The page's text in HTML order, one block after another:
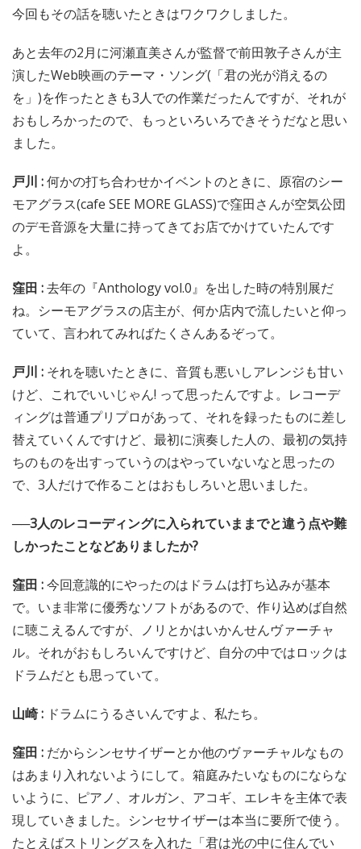
今回もその話を聴いたときはワクワクしました。
あと去年の2月に河瀬直美さんが監督で前田敦子さんが主
演したWeb映画のテーマ・ソング(「君の光が消えるの
を」)を作ったときも3人での作業だったんですが、それが
おもしろかったので、もっといろいろできそうだなと思い
ました。
戸川 :何かの打ち合わせかイベントのときに、原宿のシー
モアグラス(cafe SEE MORE GLASS)で窪田さんが空気公団
のデモ音源を大量に持ってきてお店でかけていたんです
よ。
窪田 :去年の『Anthology vol.0』を出した時の特別展だ
ね。シーモアグラスの店主が、何か店内で流したいと仰っ
ていて、言われてみればたくさんあるぞって。
戸川 : それを聴いたときに、音質も悪いしアレンジも甘い
けど、これでいいじゃん! って思ったんですよ。レコーデ
ィングは普通プリプロがあって、それを録ったものに差し
替えていくんですけど、最初に演奏した人の、最初の気持
ちのものを出すっていうのはやっていないなと思ったの
で、3人だけで作ることはおもしろいと思いました。
──3人のレコーディングに入られていままでと違う点や難
しかったことなどありましたか?
窪田 :今回意識的にやったのはドラムは打ち込みが基本
で。いま非常に優秀なソフトがあるので、作り込めば自然
に聴こえるんですが、ノリとかはいかんせんヴァーチャ
ル。それがおもしろいんですけど、自分の中ではロックは
ドラムだとも思っていて。
山崎 : ドラムにうるさいんですよ、私たち。
窪田 : だからシンセサイザーとか他のヴァーチャルなもの
はあまり入れないようにして。箱庭みたいなものにならな
いように、ピアノ、オルガン、アコギ、エレキを主体で表
現していきました。シンセサイザーは本当に要所で使う。
たとえばストリングスを入れた「君は光の中に住んでい